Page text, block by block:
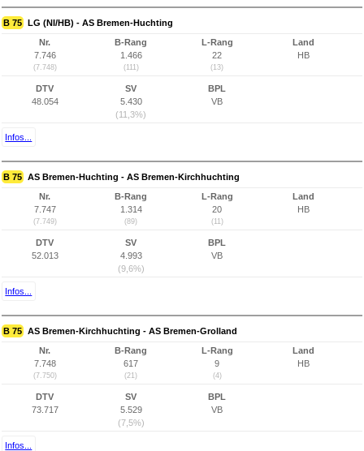
B 75 LG (NI/HB) - AS Bremen-Huchting
Nr.
7.746
(7.748)
B-Rang
1.466
(111)
L-Rang
22
(13)
Land
HB
DTV
48.054
SV
5.430
(11,3%)
BPL
VB
Infos...
B 75 AS Bremen-Huchting - AS Bremen-Kirchhuchting
Nr.
7.747
(7.749)
B-Rang
1.314
(89)
L-Rang
20
(11)
Land
HB
DTV
52.013
SV
4.993
(9,6%)
BPL
VB
Infos...
B 75 AS Bremen-Kirchhuchting - AS Bremen-Grolland
Nr.
7.748
(7.750)
B-Rang
617
(21)
L-Rang
9
(4)
Land
HB
DTV
73.717
SV
5.529
(7,5%)
BPL
VB
Infos...